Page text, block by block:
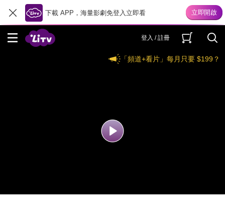
下載 APP，海量影劇免登入立即看
登入 / 註冊
「頻道+看片」每月只要 $199？